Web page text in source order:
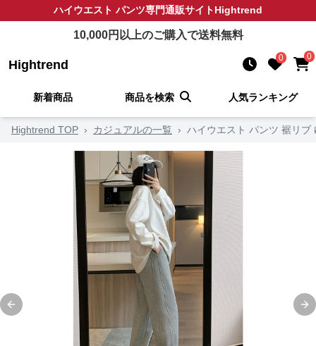
ハイウエスト パンツ専門通販サイトHightrend
10,000円以上のご購入で送料無料
Hightrend 0 0
新着商品 商品を検索 人気ランキング
Hightrend TOP › カジュアルの一覧 › ハイウエスト パンツ 裾リブ
Previous slide